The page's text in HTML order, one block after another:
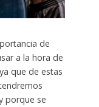
de
a la hora de
que de estas
porque se